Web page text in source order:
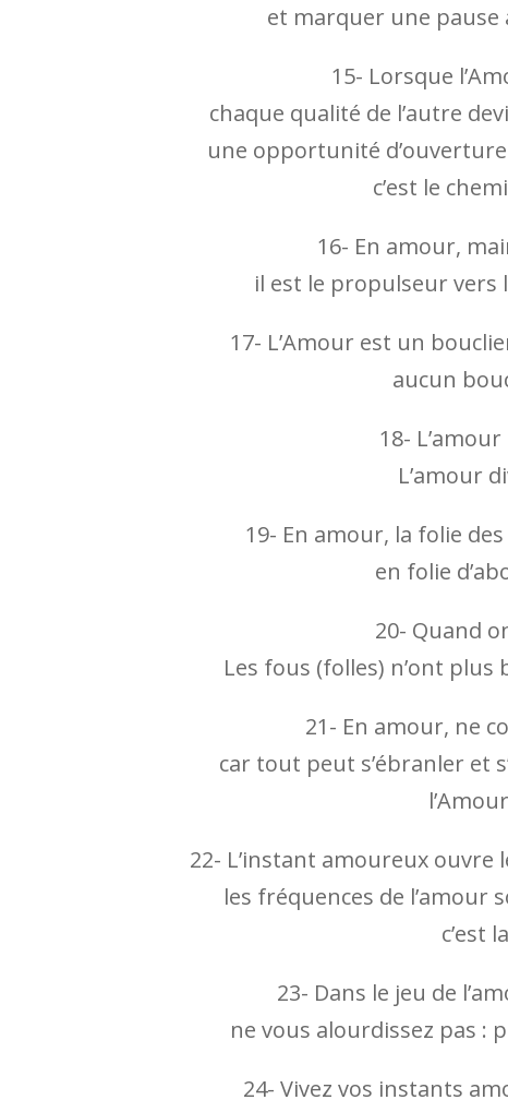
et marquer une pause
15- Lorsque
chaque qualité de l’autre
une opportunité
c’est le
16- En amour,
il est le propulseur vers
17- L’Amour est un
aucun
18-
L’amour
19- En amour, la folie
en folie
20- Quand
Les fous (folles) n’ont plus
21- En amour, ne
car tout peut s’ébranler et
22- L’instant amoureux ouvre
les fréquences de l’amour
c’est
23- Dans le jeu de
ne vous alourdissez pas :
24- Vivez vos instants